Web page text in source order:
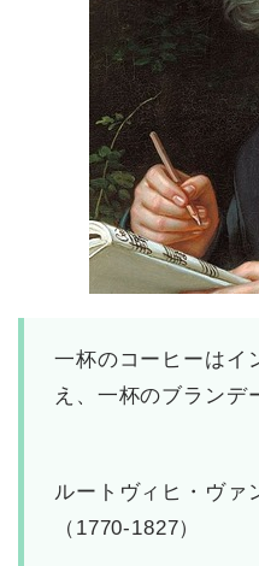
一杯のコーヒーはイ
え、一杯のブランデ
ルートヴィヒ・ヴァ
（1770-1827）